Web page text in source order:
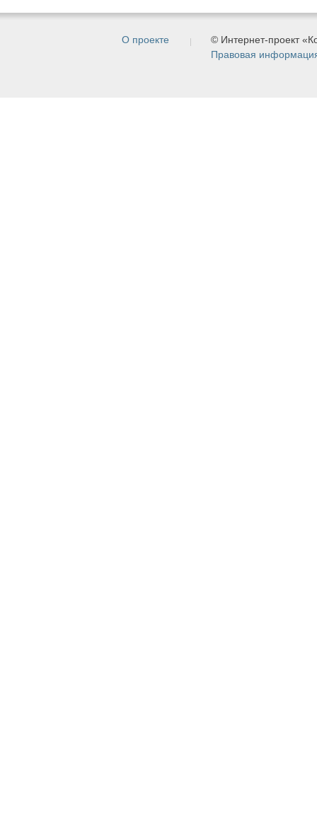
О проекте
© Интернет-проект
Правовая